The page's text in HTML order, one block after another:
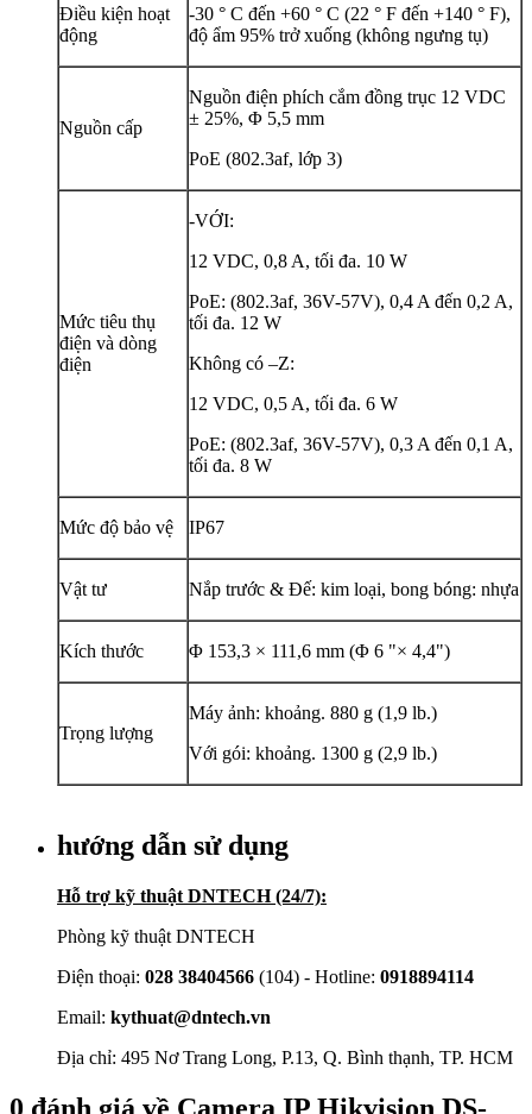
Điều kiện hoạt
động
-30 ° C đến +60 ° C (22 ° F đến +140 ° F),
độ ẩm 95% trở xuống (không ngưng tụ)
Nguồn cấp
Nguồn điện phích cắm đồng trục 12 VDC
± 25%, Φ 5,5 mm
PoE (802.3af, lớp 3)
Mức tiêu thụ
điện và dòng
điện
-VỚI:
12 VDC, 0,8 A, tối đa. 10 W
PoE: (802.3af, 36V-57V), 0,4 A đến 0,2 A,
tối đa. 12 W
Không có –Z:
12 VDC, 0,5 A, tối đa. 6 W
PoE: (802.3af, 36V-57V), 0,3 A đến 0,1 A,
tối đa. 8 W
Mức độ bảo vệ IP67
Vật tư Nắp trước & Đế: kim loại, bong bóng: nhựa
Kích thước Φ 153,3 × 111,6 mm (Φ 6 "× 4,4")
Trọng lượng
Máy ảnh: khoảng. 880 g (1,9 lb.)
Với gói: khoảng. 1300 g (2,9 lb.)
hướng dẫn sử dụng
Hỗ trợ kỹ thuật DNTECH (24/7):
Phòng kỹ thuật DNTECH
Điện thoại: 028 38404566 (104) - Hotline: 0918894114
Email: kythuat@dntech.vn
Địa chỉ: 495 Nơ Trang Long, P.13, Q. Bình thạnh, TP. HCM